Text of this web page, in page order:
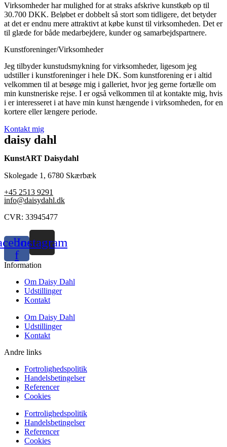
Virksomheder har mulighed for at straks afskrive kunstkøb op til
30.700 DKK. Beløbet er dobbelt så stort som tidligere, det betyder
at det er endnu mere attraktivt at købe kunst til virksomheden. Det er
til glæde for både medarbejdere, kunder og samarbejdspartnere.
Kunstforeninger/Virksomheder
Jeg tilbyder kunstudsmykning for virksomheder, ligesom jeg
udstiller i kunstforeninger i hele DK. Som kunstforening er i altid
velkommen til at besøge mig i galleriet, hvor jeg gerne fortælle om
min kunstneriske rejse. I er også velkommen til at kontakte mig, hvis
i er interesseret i at have min kunst hængende i virksomheden, for en
kortere eller længere periode.
Kontakt mig
daisy dahl
KunstART Daisydahl
Skolegade 1, 6780 Skærbæk
+45 2513 9291
info@daisydahl.dk
CVR: 33945477
f
Instagram
Information
Om Daisy Dahl
Udstillinger
Kontakt
Om Daisy Dahl
Udstillinger
Kontakt
Andre links
Fortrolighedspolitik
Handelsbetingelser
Referencer
Cookies
Fortrolighedspolitik
Handelsbetingelser
Referencer
Cookies